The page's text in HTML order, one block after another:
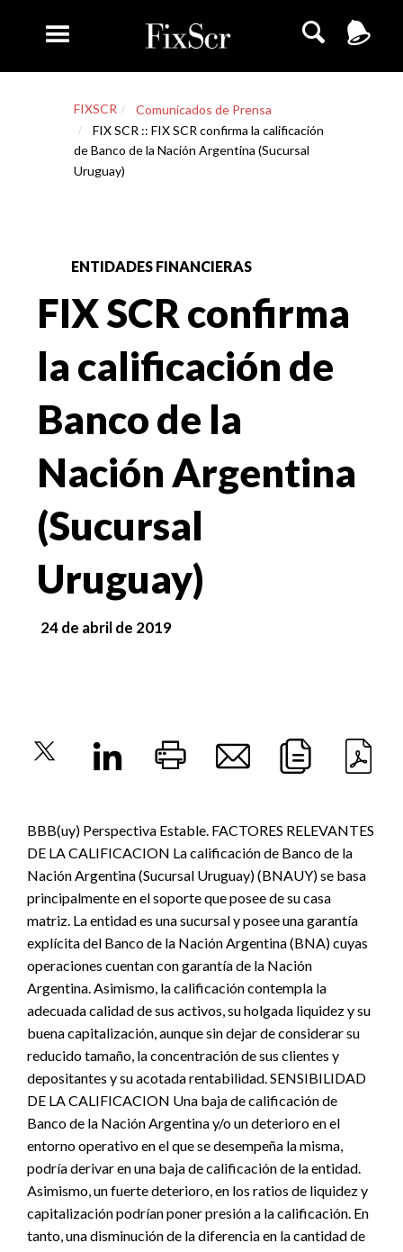
FIXSCR
Comunicados de Prensa
FIX SCR :: FIX SCR confirma la calificación
de Banco de la Nación Argentina (Sucursal
Uruguay)
ENTIDADES FINANCIERAS
FIX SCR confirma
la calificación de
Banco de la
Nación Argentina
(Sucursal
Uruguay)
24 de abril de 2019
BBB(uy) Perspectiva Estable. FACTORES RELEVANTES
DE LA CALIFICACION La calificación de Banco de la
Nación Argentina (Sucursal Uruguay) (BNAUY) se basa
principalmente en el soporte que posee de su casa
matriz. La entidad es una sucursal y posee una garantía
explícita del Banco de la Nación Argentina (BNA) cuyas
operaciones cuentan con garantía de la Nación
Argentina. Asimismo, la calificación contempla la
adecuada calidad de sus activos, su holgada liquidez y su
buena capitalización, aunque sin dejar de considerar su
reducido tamaño, la concentración de sus clientes y
depositantes y su acotada rentabilidad. SENSIBILIDAD
DE LA CALIFICACION Una baja de calificación de
Banco de la Nación Argentina y/o un deterioro en el
entorno operativo en el que se desempeña la misma,
podría derivar en una baja de calificación de la entidad.
Asimismo, un fuerte deterioro, en los ratios de liquidez y
capitalización podrían poner presión a la calificación. En
tanto, una disminución de la diferencia en la cantidad de